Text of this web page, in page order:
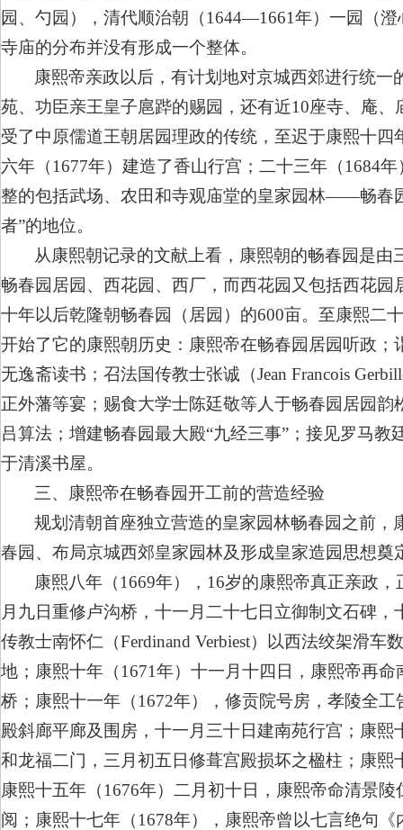
园、勺园），清代顺治朝（1644—1661年）一园（
寺庙的分布并没有形成一个整体。
康熙帝亲政以后，有计划地对京城西郊进行统
苑、功臣亲王皇子扈跸的赐园，还有近10座寺、庵
受了中原儒道王朝居园理政的传统，至迟于康熙十
六年（1677年）建造了香山行宫；二十三年（1684
整的包括武场、农田和寺观庙堂的皇家园林——畅春
者”的地位。
从康熙朝记录的文献上看，康熙朝的畅春园是
畅春园居园、西花园、西厂，而西花园又包括西花
十年以后乾隆朝畅春园（居园）的600亩。至康熙二
开始了它的康熙朝历史：康熙帝在畅春园居园听政
无逸斋读书；召法国传教士张诚（Jean Francois
正外藩等宴；赐食大学士陈廷敬等人于畅春园居园
吕算法；增建畅春园最大殿“九经三事”；接见罗马
于清溪书屋。
三、康熙帝在畅春园开工前的营造经验
规划清朝首座独立营造的皇家园林畅春园之前
春园、布局京城西郊皇家园林及形成皇家造园思想奠
康熙八年（1669年），16岁的康熙帝真正亲政
月九日重修卢沟桥，十一月二十七日立御制文石碑
传教士南怀仁（Ferdinand Verbiest）以西法绞架滑
地；康熙十年（1671年）十一月十四日，康熙帝再
桥；康熙十一年（1672年），修贡院号房，孝陵全
殿斜廊平廊及围房，十一月三十日建南苑行宫；康
和龙福二门，三月初五日修葺宫殿损坏之楹柱；康
康熙十五年（1676年）二月初十日，康熙帝命清景
阅；康熙十七年（1678年），康熙帝曾以七言绝句